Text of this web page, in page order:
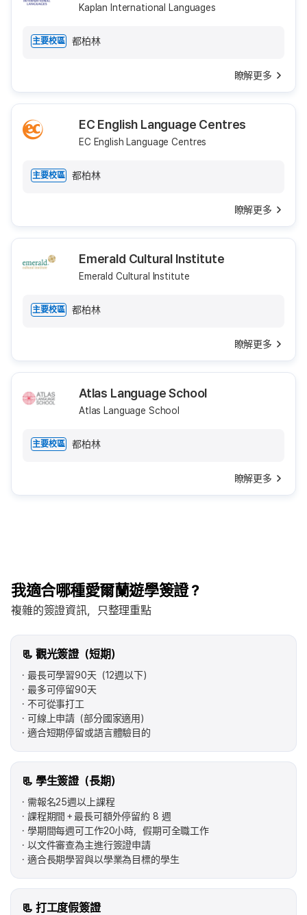
Kaplan International Languages
主要校區 都柏林
瞭解更多
EC English Language Centres
EC English Language Centres
主要校區 都柏林
瞭解更多
Emerald Cultural Institute
Emerald Cultural Institute
主要校區 都柏林
瞭解更多
Atlas Language School
Atlas Language School
主要校區 都柏林
瞭解更多
我適合哪種愛爾蘭遊學簽證？
複雜的簽證資訊，只整理重點
📃 觀光簽證（短期）
最長可學習90天（12週以下）
最多可停留90天
不可從事打工
可線上申請（部分國家適用）
適合短期停留或語言體驗目的
📃 學生簽證（長期）
需報名25週以上課程
課程期間＋最長可額外停留約 8 週
學期間每週可工作20小時，假期可全職工作
以文件審查為主進行簽證申請
適合長期學習與以學業為目標的學生
📃 打工度假簽證